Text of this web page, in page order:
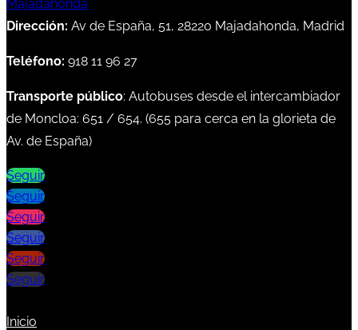
Dirección: Av de España, 51, 28220 Majadahonda, Madrid
Teléfono: 918 11 96 27
Transporte público: Autobuses desde el intercambiador
de Moncloa: 651 / 654. (655 para cerca en la glorieta de
Av. de España)
Seguir
Seguir
Seguir
Seguir
Seguir
Seguir
Inicio